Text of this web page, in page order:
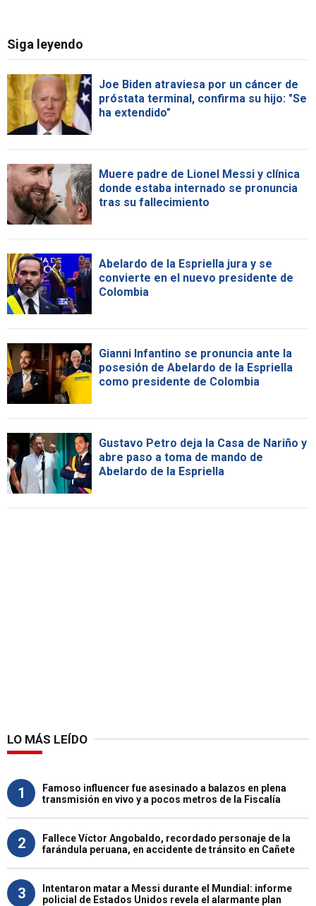
Siga leyendo
Joe Biden atraviesa por un cáncer de
próstata terminal, confirma su hijo: "Se
ha extendido"
Muere padre de Lionel Messi y clínica
donde estaba internado se pronuncia
tras su fallecimiento
Abelardo de la Espriella jura y se
convierte en el nuevo presidente de
Colombia
Gianni Infantino se pronuncia ante la
posesión de Abelardo de la Espriella
como presidente de Colombia
Gustavo Petro deja la Casa de Nariño y
abre paso a toma de mando de
Abelardo de la Espriella
LO MÁS LEÍDO
1
Famoso influencer fue asesinado a balazos en plena
transmisión en vivo y a pocos metros de la Fiscalía
2
Fallece Víctor Angobaldo, recordado personaje de la
farándula peruana, en accidente de tránsito en Cañete
3
Intentaron matar a Messi durante el Mundial: informe
policial de Estados Unidos revela el alarmante plan